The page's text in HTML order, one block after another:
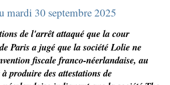
mardi 30 septembre 2025
de l'arrêt attaqué que la cour
Paris a jugé que la société Lolie ne
fiscale franco-néerlandaise, au
produire des attestations de